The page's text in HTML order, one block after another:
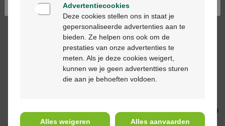
€ 20,50
Widmer All Day SPF30
€ 25,35
Uriage bariesun
Advertentiecookies
Deze cookies stellen ons in staat je
gepersonaliseerde advertenties aan te
bieden. Ze helpen ons ook om de
prestaties van onze advertenties te
meten. Als je deze cookies weigert,
kunnen we je geen advertentties sturen
die aan je behoeften voldoen.
Alles weigeren Alles aanvaarden